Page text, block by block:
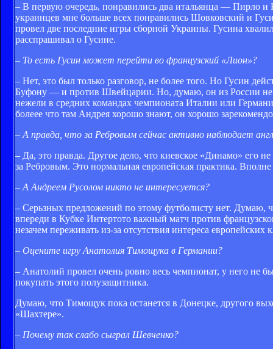
– В первую очередь, понравились два итальянца — Пирло и
украинцев мне больше всех понравились Шовковский и
провел две последние игры сборной Украины. Гусина
расспрашивал о Гусине.
– То есть Гусин может перейти во французский «Лион»?
– Нет, это был только разговор, не более того. Но Гусин
Буфону — и против Швейцарии. Но, думаю, он из России не
нежели в средних командах чемпионата Италии или
болеее что там Андрея хорошо знают, он хорошо
– А правда, что за Ребровым сейчас активно наблюдает
– Да, это правда. Другое дело, что киевское «Динамо» его
за Ребровым. Это нормальная европейская практика.
– А Андреем Русолом никто не интересуется?
– Серьзных предложений по этому футболисту нет. Думаю,
впереди в Кубке Интертото важный матч против
незачем переживать из-за отсутствия интереса
– Оцените игру Анатолия Тимощука в Германии?
– Анатолий провел очень ровно весь чемпионат, у него не
покупать этого полузащитника.
Думаю, что Тимощук пока останется в Донецке, другого
«Шахтере».
– Почему так слабо сыграл Шевченко?